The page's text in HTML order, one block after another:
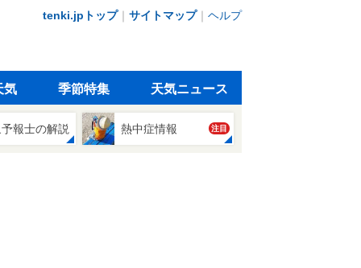
tenki.jpトップ｜ サイトマップ｜ ヘルプ
気 季節特集 天気ニュース
報士の解説 熱中症情報 注目